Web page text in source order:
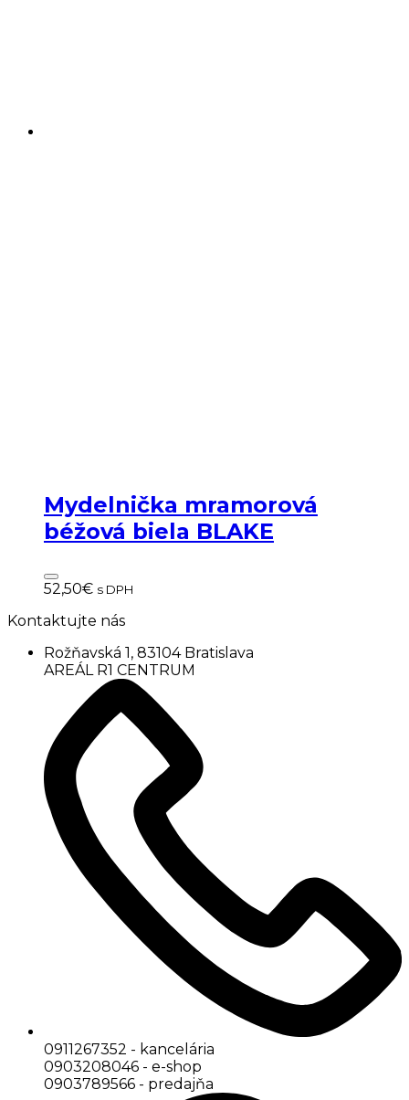
Mydelnička mramorová
béžová biela BLAKE
52,50€ s DPH
Kontaktujte nás
Rožňavská 1, 83104 Bratislava
AREÁL R1 CENTRUM
0911267352 - kancelária
0903208046 - e-shop
0903789566 - predajňa